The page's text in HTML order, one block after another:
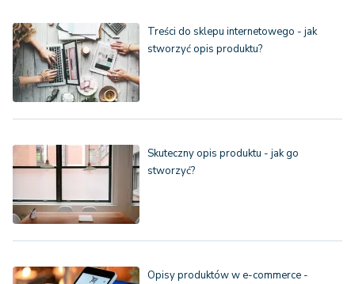
Treści do sklepu internetowego - jak
stworzyć opis produktu?
Skuteczny opis produktu - jak go
stworzyć?
Opisy produktów w e-commerce -